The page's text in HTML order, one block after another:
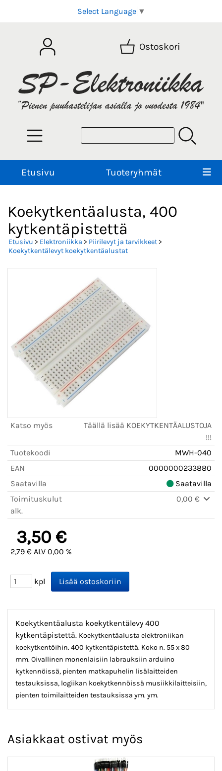
Select Language ▼
Ostoskori
Etusivu Tuoteryhmät
Koekytkentäalusta, 400
kytkentäpistettä
Etusivu > Elektroniikka > Piirilevyt ja tarvikkeet>
Koekytkentälevyt koekytkentäalustat
Katso myös
Täällä lisää KOEKYTKENTÄALUSTOJA
!!!
Tuotekoodi
MWH-040
EAN
0000000233880
Saatavilla
Saatavilla
Toimituskulut
alk.
0,00 €
3,50 €
2,79 € ALV 0,00 %
kpl
Koekytkentäalusta koekytkentälevy 400
kytkentäpistettä. Koekytkentäalusta elektroniikan
koekytkentöihin. 400 kytkentäpistettä. Koko n. 55 x 80
mm. Oivallinen monenlaisiin labrauksiin arduino
kytkennöissä, pienten matkapuhelin lisälaitteiden
testauksissa, logiikan koekytkennöissä musiikkilaitteisiin,
pienten toimilaitteiden testauksissa ym. ym.
Asiakkaat ostivat myös